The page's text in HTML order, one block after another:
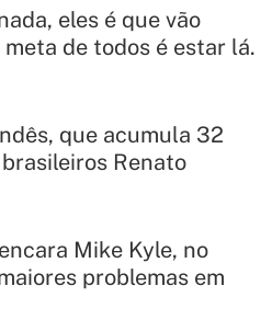
eles é que vão
de todos é estar lá.
que acumula 32
Renato
Mike Kyle, no
problemas em